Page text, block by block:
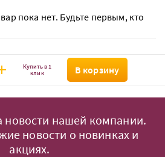
пока нет. Будьте первым, кто
Купить в 1
клик
В корзину
новости нашей компании.
новости о новинках и
акциях.